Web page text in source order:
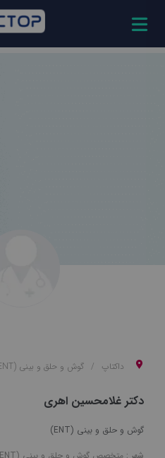
داکتاپ گوش و حلق و بینی (ENT)
دکتر غلامحسین اهری
گوش و حلق و بینی (ENT)